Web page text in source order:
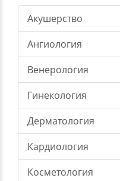
Акушерство
Ангиология
Венерология
Гинекология
Дерматология
Кардиология
Косметология